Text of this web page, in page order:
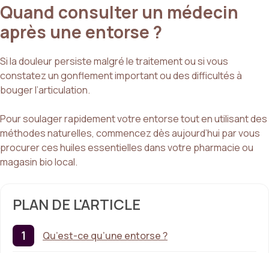
Quand consulter un médecin
après une entorse ?
Si la douleur persiste malgré le traitement ou si vous
constatez un gonflement important ou des difficultés à
bouger l’articulation.
Pour soulager rapidement votre entorse tout en utilisant des
méthodes naturelles, commencez dès aujourd’hui par vous
procurer ces huiles essentielles dans votre pharmacie ou
magasin bio local.
PLAN DE L'ARTICLE
Qu’est-ce qu’une entorse ?